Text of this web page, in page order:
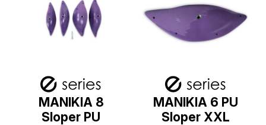
MANIKIA 8
Sloper PU
MANIKIA 6 PU
Sloper XXL